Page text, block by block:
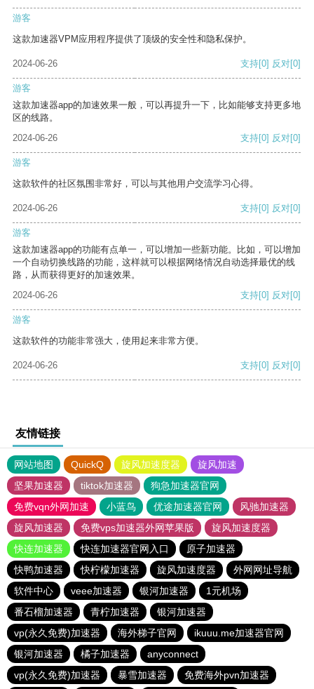
游客
这款加速器VPM应用程序提供了顶级的安全性和隐私保护。
2024-06-26 支持[0] 反对[0]
游客
这款加速器app的加速效果一般，可以再提升一下，比如能够支持更多地
区的线路。
2024-06-26
支持[0] 反对[0]
游客
这款软件的社区氛围非常好，可以与其他用户交流学习心得。
2024-06-26 支持[0] 反对[0]
游客
这款加速器app的功能有点单一，可以增加一些新功能。比如，可以增加
一个自动切换线路的功能，这样就可以根据网络情况自动选择最优的线
路，从而获得更好的加速效果。
2024-06-26
支持[0] 反对[0]
游客
这款软件的功能非常强大，使用起来非常方便。
2024-06-26 支持[0] 反对[0]
友情链接
网站地图 QuickQ 旋风加速度器
旋风加速
坚果加速器
tiktok加速器
狗急加速器官网
免费vqn外网加速
小蓝鸟 优途加速器官网
风驰加速器
旋风加速器
免费vps加速器外网苹果版
旋风加速度器
快连加速器
快连加速器官网入口
原子加速器
快鸭加速器
快柠檬加速器 旋风加速度器
外网网址导航
软件中心
veee加速器 银河加速器
1元机场
番石榴加速器
青柠加速器
银河加速器
vp(永久免费)加速器
海外梯子官网
ikuuu.me加速器官网
银河加速器
橘子加速器
anyconnect
vp(永久免费)加速器
暴雪加速器 免费海外pvn加速器